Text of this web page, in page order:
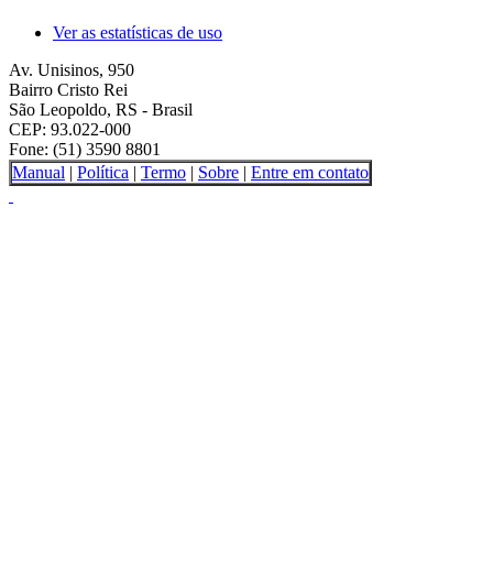
Ver as estatísticas de uso
Av. Unisinos, 950
Bairro Cristo Rei
São Leopoldo, RS - Brasil
CEP: 93.022-000
Fone: (51) 3590 8801
Manual | Política | Termo | Sobre | Entre em contato